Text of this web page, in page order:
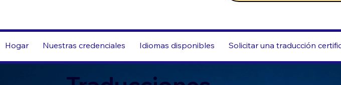
Hogar Nuestras credenciales Idiomas disponibles Solicitar una traducción